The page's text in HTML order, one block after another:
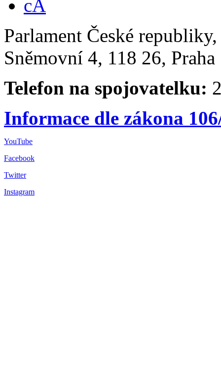
Parlament České
Sněmovní 4, 118 26,
Telefon na spojovatelku:
Informace dle zákona
YouTube
Facebook
Twitter
Instagram